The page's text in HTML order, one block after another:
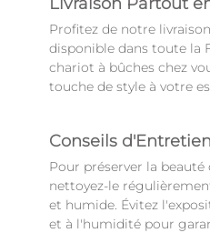
Profitez de notre
disponible dans toute la
chariot à bûches chez
touche de style à votre
Conseils
Pour préserver la beauté
nettoyez-le
et humide. Évitez
et à l'humidité pour